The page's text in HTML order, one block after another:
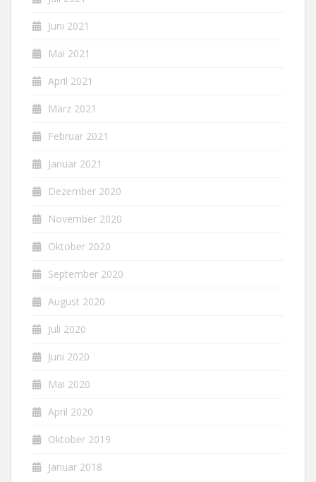
Juni 2021
Mai 2021
April 2021
März 2021
Februar 2021
Januar 2021
Dezember 2020
November 2020
Oktober 2020
September 2020
August 2020
Juli 2020
Juni 2020
Mai 2020
April 2020
Oktober 2019
Januar 2018